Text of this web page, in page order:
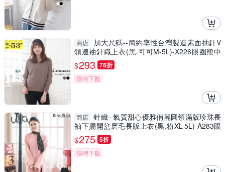
商店
加大尺碼--簡約率性台灣製造素面抽針V
領連袖針織上衣(黑.可可M-5L)-X226眼圈熊中
大尺碼
$293 76折
限時下殺
商店 針織--氣質甜心優雅俏麗圓領滿版珍珠長
袖下擺開岔磨毛長版上衣(黑.粉XL-5L)-A283眼
圈熊中大尺碼
$275 5折
限時下殺